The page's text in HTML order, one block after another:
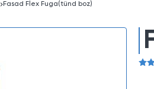
Fasad Flex Fuga(tünd boz)